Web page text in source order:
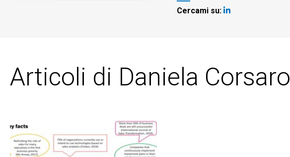
Cercami su:
Articoli di Daniela Corsaro